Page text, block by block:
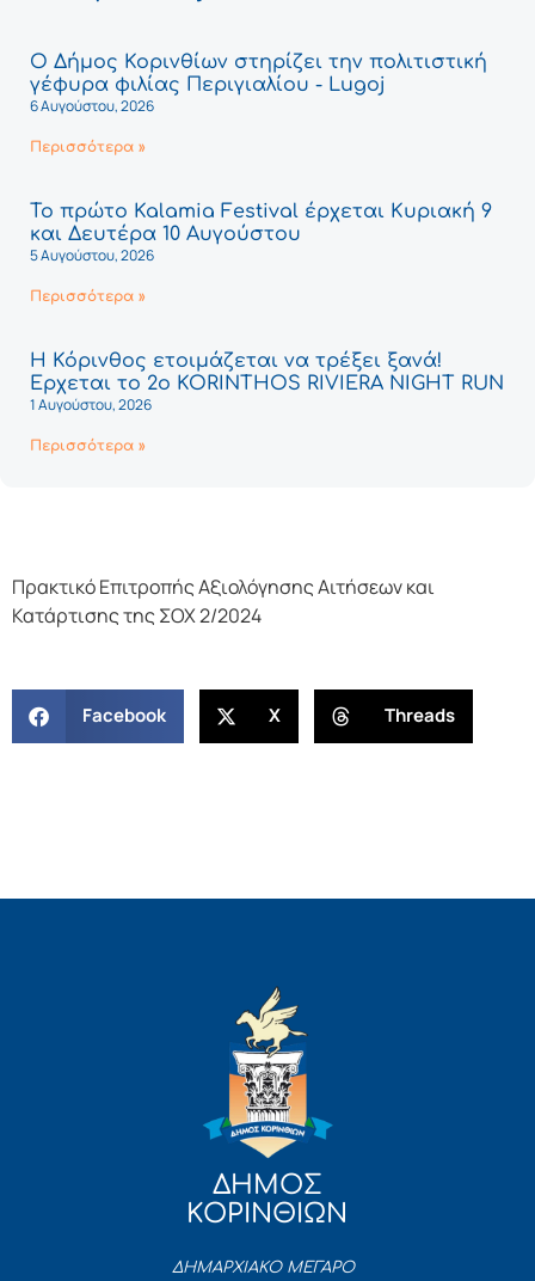
Ο Δήμος Κορινθίων στηρίζει την πολιτιστική
γέφυρα φιλίας Περιγιαλίου - Lugoj
6 Αυγούστου, 2026
Περισσότερα »
Το πρώτο Kalamia Festival έρχεται Κυριακή 9
και Δευτέρα 10 Αυγούστου
5 Αυγούστου, 2026
Περισσότερα »
Η Κόρινθος ετοιμάζεται να τρέξει ξανά!
Έρχεται το 2ο KORINTHOS RIVIERA NIGHT RUN
1 Αυγούστου, 2026
Περισσότερα »
Πρακτικό Επιτροπής Αξιολόγησης Αιτήσεων και
Κατάρτισης της ΣΟΧ 2/2024
Facebook X Threads
ΔΗΜΟΣ
ΚΟΡΙΝΘΙΩΝ
ΔΗΜΑΡΧΙΑΚΟ ΜΕΓΑΡΟ